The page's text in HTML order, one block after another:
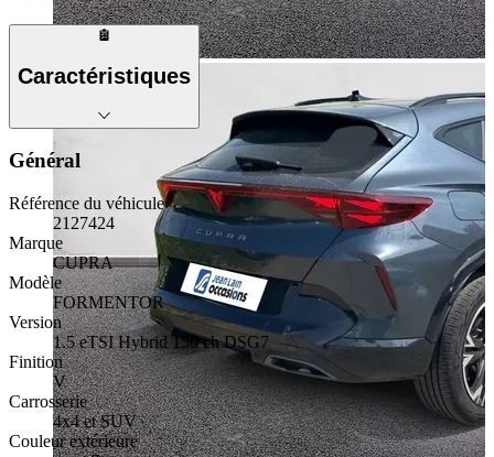
Caractéristiques
Général
Référence du véhicule
2127424
Marque
CUPRA
Modèle
FORMENTOR
Version
1.5 eTSI Hybrid 150 ch DSG7
Finition
V
Carrosserie
4x4 et SUV
Couleur extérieure